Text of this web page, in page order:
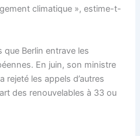
climatique », estime-t-
que Berlin entrave les
En juin, son ministre
rejeté les appels d’autres
des renouvelables à 33 ou